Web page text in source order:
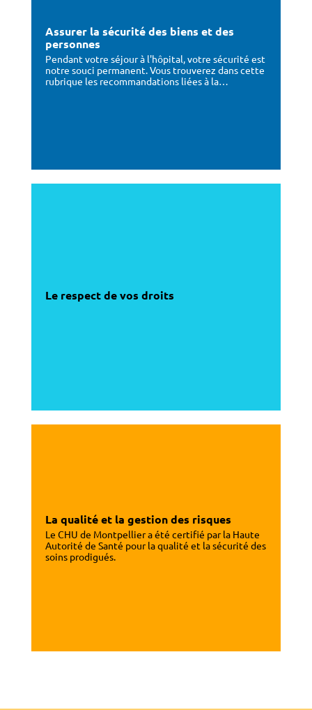
Assurer la sécurité des biens et des
personnes
Pendant votre séjour à l'hôpital, votre sécurité est
notre souci permanent. Vous trouverez dans cette
rubrique les recommandations liées à la…
Le respect de vos droits
La qualité et la gestion des risques
Le CHU de Montpellier a été certifié par la Haute
Autorité de Santé pour la qualité et la sécurité des
soins prodigués.